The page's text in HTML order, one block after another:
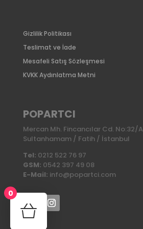
Gizlilik Politikası
Teslimat ve İade
Mesafeli Satış Sözleşmesi
KVKK Aydınlatma Metni
POPARTCI
Mercan Mh. Fincancılar Cd. No:32/A
Sultanhamam / Fatih / İstanbul
Tel: 0212 522 76 97
GSM: 0542 397 49 08
E-Mail: info@popartci.com
0